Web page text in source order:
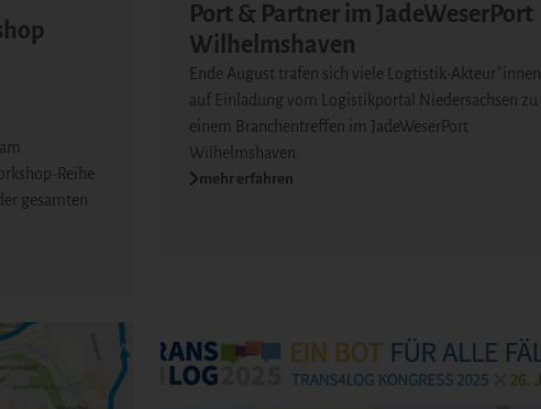
Reihe
gesamten
Port & Partner im JadeWeserPort
Wilhelmshaven
Ende August trafen sich viele Logtistik-Akteur*innen
auf Einladung vom Logistikportal Niedersachsen zu
einem Branchentreffen im JadeWeserPort
Wilhelmshaven.
mehr erfahren